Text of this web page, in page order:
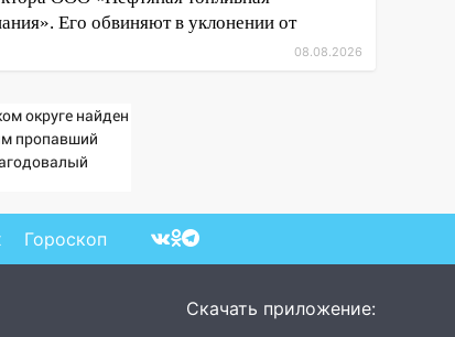
Его обвиняют в уклонении от
08.08.2026
округе найден
пропавший
Гороскоп
Скачать приложение: